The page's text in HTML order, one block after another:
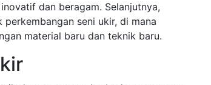
dan beragam. Selanjutnya,
seni ukir, di mana
material baru dan teknik baru.